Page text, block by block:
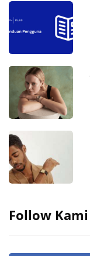
Follow Kami